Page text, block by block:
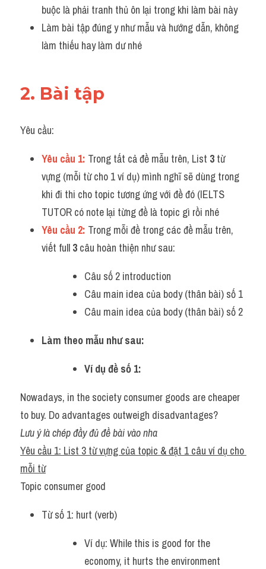
buộc là phải tranh thủ ôn lại trong khi làm bài này
Làm bài tập đúng y như mẫu và hướng dẫn, không
làm thiếu hay làm dư nhé
2. Bài tập
Yêu cầu:
Yêu cầu 1: Trong tất cả đề mẫu trên, List 3 từ
vựng (mỗi từ cho 1 ví dụ) mình nghĩ sẽ dùng trong
khi đi thi cho topic tương ứng với đề đó (IELTS
TUTOR có note lại từng đề là topic gì rồi nhé
Yêu cầu 2: Trong mỗi đề trong các đề mẫu trên,
viết full 3 câu hoàn thiện như sau:
Câu số 2 introduction
Câu main idea của body (thân bài) số 1
Câu main idea của body (thân bài) số 2
Làm theo mẫu như sau:
Ví dụ đề số 1:
Nowadays, in the society consumer goods are cheaper
to buy. Do advantages outweigh disadvantages?
Lưu ý là chép đầy đủ đề bài vào nha
Yêu cầu 1: List 3 từ vựng của topic & đặt 1 câu ví dụ cho
mỗi từ
Topic consumer good
Từ số 1: hurt (verb)
Ví dụ: While this is good for the
economy, it hurts the environment